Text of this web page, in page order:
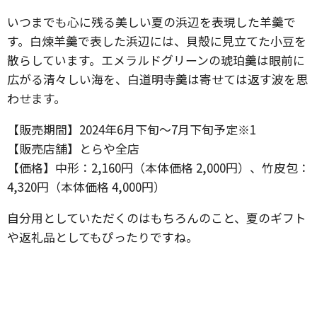
いつまでも心に残る美しい夏の浜辺を表現した羊羹で
す。白煉羊羹で表した浜辺には、貝殻に見立てた小豆を
散らしています。エメラルドグリーンの琥珀羹は眼前に
広がる清々しい海を、白道明寺羹は寄せては返す波を思
わせます。
【販売期間】2024年6月下旬～7月下旬予定※1
【販売店舗】とらや全店
【価格】中形：2,160円（本体価格 2,000円）、竹皮包：
4,320円（本体価格 4,000円）
自分用としていただくのはもちろんのこと、夏のギフト
や返礼品としてもぴったりですね。